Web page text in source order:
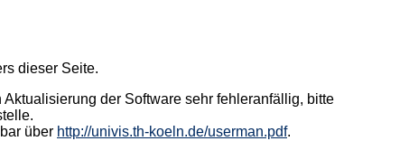
dieser Seite.
der Software sehr fehleranfällig, bitte
über http://univis.th-koeln.de/userman.pdf.